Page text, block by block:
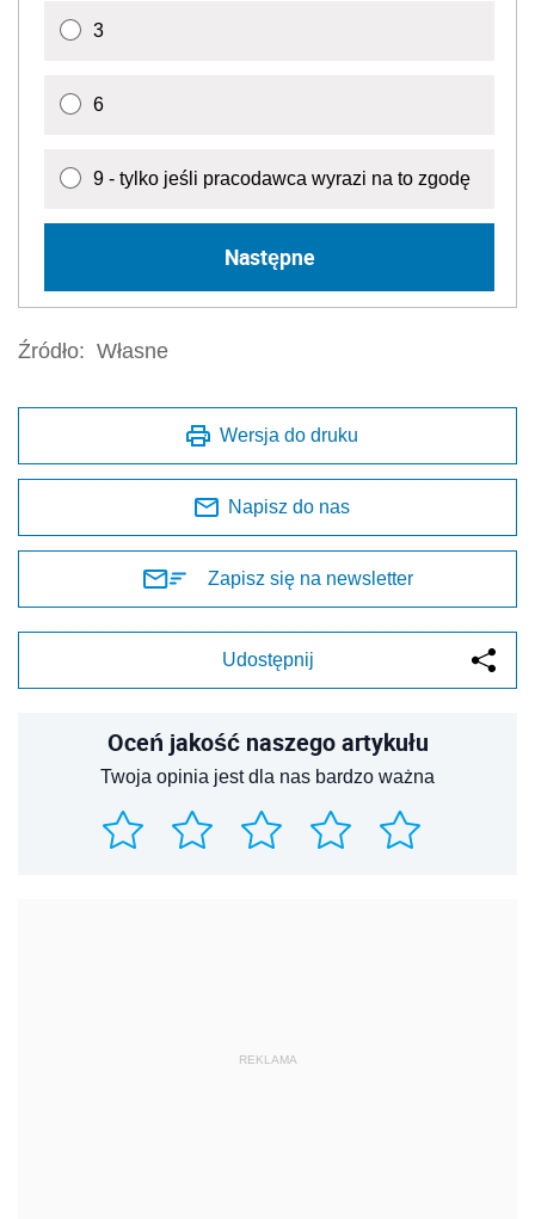
3
6
9 - tylko jeśli pracodawca wyrazi na to zgodę
Następne
Źródło: Własne
Wersja do druku
Napisz do nas
Zapisz się na newsletter
Udostępnij
Oceń jakość naszego artykułu
Twoja opinia jest dla nas bardzo ważna
REKLAMA